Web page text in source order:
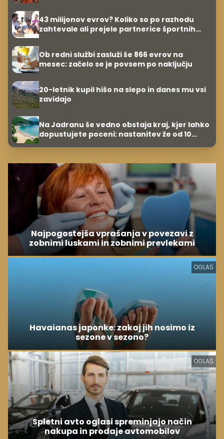
43 milijonov evrov? Koliko so po razhodu
zahtevale ali prejele partnerice športnih
Ob redni službi zasluži še 866 evrov na
mesec: začelo se je povsem po naključju
20-letnik kupil hišo na slepo in danes mu vsi
zavidajo
Na Jadranu še vedno obstaja kraj, kjer lahko
dopustujete poceni: nastanitev že od 10
Najpogostejša vprašanja v povezavi z
zobnimi luskami in zobnimi prevlekami
OGLAS
Havaianas japonke: zakaj jih nosimo iz
sezone v sezono?
OGLAS
Spletni avto oglasi spreminjajo način
nakupa in prodaje avtomobilov